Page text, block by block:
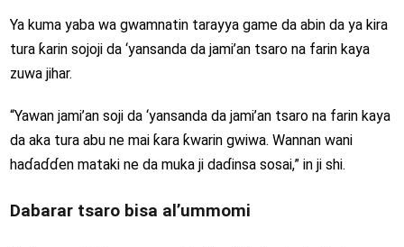
Ya kuma yaba wa gwamnatin tarayya game da abin da ya kira
tura ƙarin sojoji da ‘yansanda da jami’an tsaro na farin kaya
zuwa jihar.
“Yawan jami’an soji da ‘yansanda da jami’an tsaro na farin kaya
da aka tura abu ne mai ƙara ƙwarin gwiwa. Wannan wani
haɗaɗɗen mataki ne da muka ji daɗinsa sosai,” in ji shi.
Dabarar tsaro bisa al’ummomi